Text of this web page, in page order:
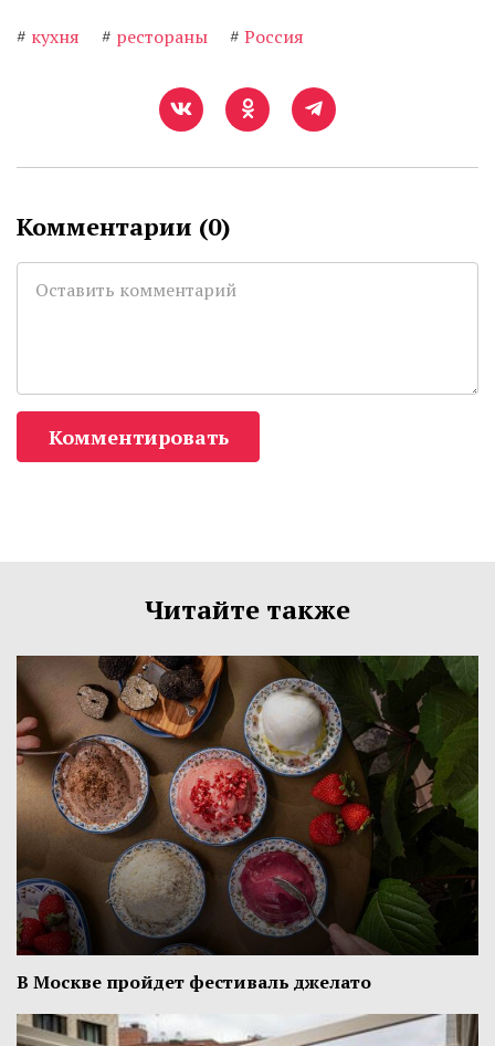
# кухня # рестораны # Россия
Комментарии (0)
Комментировать
Читайте также
В Москве пройдет фестиваль джелато